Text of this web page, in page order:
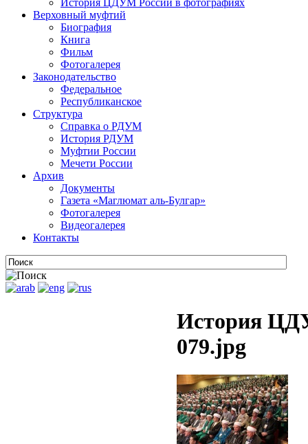
История ЦДУМ России в фотографиях
Верховный муфтий
Биография
Книга
Фильм
Фотогалерея
Законодательство
Федеральное
Республиканское
Структура
Справка о РДУМ
История РДУМ
Муфтии России
Мечети России
Архив
Документы
Газета «Маглюмат аль-Булгар»
Фотогалерея
Видеогалерея
Контакты
История
079.jpg